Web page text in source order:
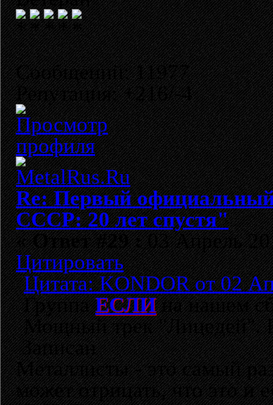
Сообщений: 11977
Репутация: +216/-4
Re: Первый
СССР: 20 лет спустя"
«Ответ #29 :03 Апрель
Цитировать
Цитата: KONDOR от 02
ГруппаЕСЛИна нашем
Мощный трек "Лицедей".
Записан
Металлисты - это самый
может отрицать, что это и